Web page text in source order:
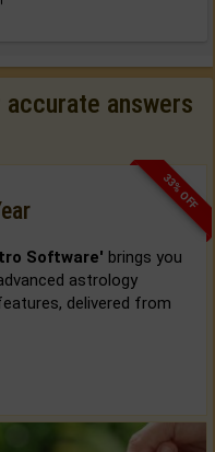
answers
33% OFF
Software' brings you
astrology
delivered from